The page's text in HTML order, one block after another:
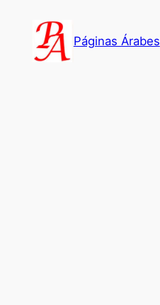
contenido
Páginas Árabes